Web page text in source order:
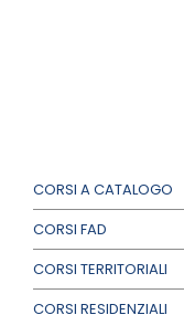
CORSI A CATALOGO
CORSI FAD
CORSI TERRITORIALI
CORSI RESIDENZIALI